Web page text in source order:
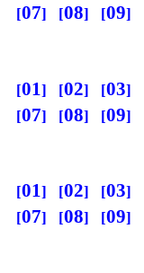
07
08 09
01 02 03
07
08 09
01 02 03
07
08 09